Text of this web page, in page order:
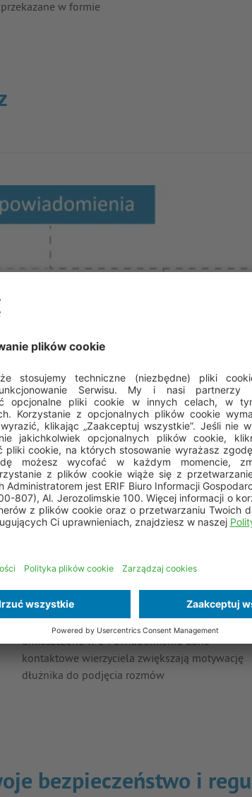
w formie
powiadomienie już w kilka sekund po jego
wysłaniu
ułatwiony kontakt z wierzycielem –
umieszczone w e-Powiadomieniu dane
kontaktowe wierzyciela zwiększają motywację
dłużnika do podjęcia rozmów
bezpieczeństwo i